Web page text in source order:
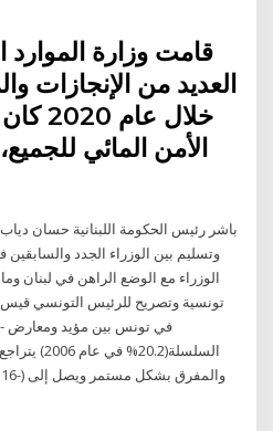
قامت وزارة الموارد
العديد من الإنجازات
خلال
الأمن المائي
باشر رئيس الحكومة اللبنانية حسان
وتسليم بين الوزراء الجدد
الوزراء مع الوضع الراهن في لبنان
تونسية وتصريح للرئيس التونسي
في تونس بين مؤيد ومعارض -